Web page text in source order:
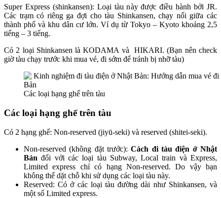
Super Express (shinkansen): Loại tàu này được điều hành bởi JR.
Các trạm có riêng ga đợi cho tàu Shinkansen, chạy nối giữa các
thành phố và khu dân cư lớn. Ví dụ từ Tokyo – Kyoto khoảng 2,5
tiếng – 3 tiếng.
Có 2 loại Shinkansen là KODAMA và HIKARI. (Bạn nên check
giờ tàu chạy trước khi mua vé, đi sớm để tránh bị nhỡ tàu)
Các loại hạng ghế trên tàu
Các loại hạng ghế trên tàu
Có 2 hạng ghế: Non-reserved (jiyū-seki) và reserved (shitei-seki).
Non-reserved (không đặt trước):Cách đi tàu điện ở Nhật
Bản đối với các loại tàu Subway, Local train và Express,
Limited express chỉ có hạng Non-reserved. Do vậy bạn
không thể dặt chỗ khi sử dụng các loại tàu này.
Reserved: Có ở các loại tàu đường dài như Shinkansen, và
một số Limited express.